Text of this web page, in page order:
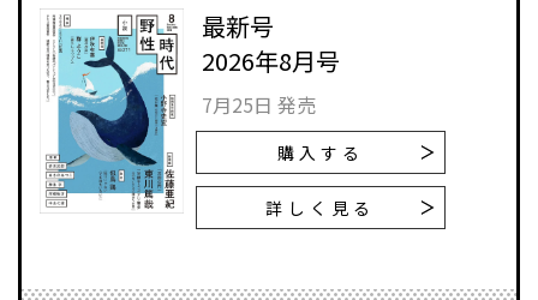
最新号
2026年8月号
7月25日 発売
購入する
詳しく見る